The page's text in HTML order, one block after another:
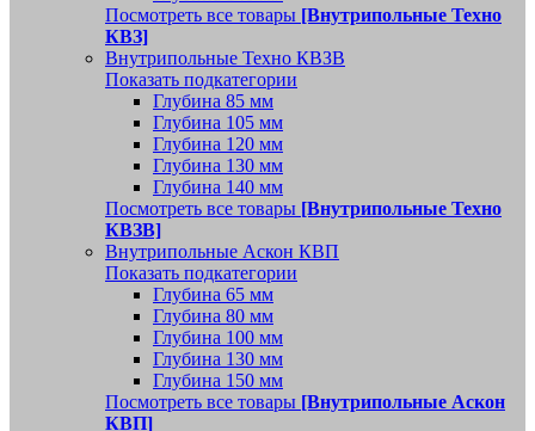
Посмотреть все товары [Внутрипольные Техно
КВЗ]
Внутрипольные Техно КВЗВ
Показать подкатегории
Глубина 85 мм
Глубина 105 мм
Глубина 120 мм
Глубина 130 мм
Глубина 140 мм
Посмотреть все товары [Внутрипольные Техно
КВЗВ]
Внутрипольные Аскон КВП
Показать подкатегории
Глубина 65 мм
Глубина 80 мм
Глубина 100 мм
Глубина 130 мм
Глубина 150 мм
Посмотреть все товары [Внутрипольные Аскон
КВП]